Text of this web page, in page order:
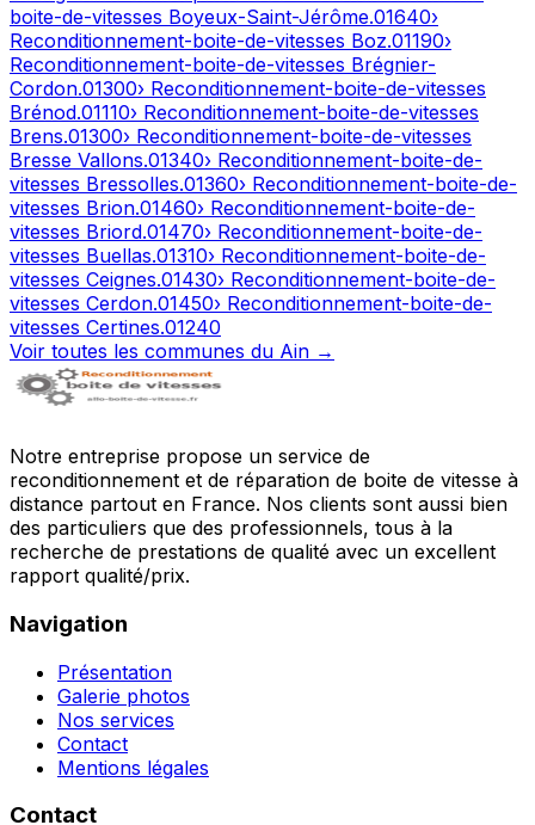
boite-de-vitesses Boyeux-Saint-Jérôme.01640›
Reconditionnement-boite-de-vitesses Boz.01190›
Reconditionnement-boite-de-vitesses Brégnier-
Cordon.01300› Reconditionnement-boite-de-vitesses
Brénod.01110› Reconditionnement-boite-de-vitesses
Brens.01300› Reconditionnement-boite-de-vitesses
Bresse Vallons.01340› Reconditionnement-boite-de-
vitesses Bressolles.01360› Reconditionnement-boite-de-
vitesses Brion.01460› Reconditionnement-boite-de-
vitesses Briord.01470› Reconditionnement-boite-de-
vitesses Buellas.01310› Reconditionnement-boite-de-
vitesses Ceignes.01430› Reconditionnement-boite-de-
vitesses Cerdon.01450› Reconditionnement-boite-de-
vitesses Certines.01240
Voir toutes les communes du Ain →
Notre entreprise propose un service de
reconditionnement et de réparation de boite de vitesse à
distance partout en France. Nos clients sont aussi bien
des particuliers que des professionnels, tous à la
recherche de prestations de qualité avec un excellent
rapport qualité/prix.
Navigation
Présentation
Galerie photos
Nos services
Contact
Mentions légales
Contact